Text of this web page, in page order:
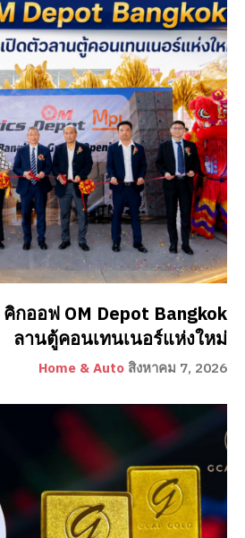
คิกออฟ OM Depot Bangkok
ลานตู้คอนเทนเนอร์แห่งใหม่
Home & Auto สิงหาคม 7, 2026